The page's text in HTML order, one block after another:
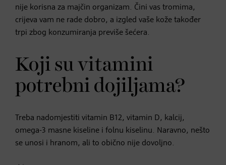
nije korisna za majčin organizam. Čini vas tromima,
crijeva vam ne rade dobro, a izgled vaše kože također
trpi zbog konzumiranja previše šećera.
Koji su vitamini
potrebni dojiljama?
Treba nadomjestiti vitamin B12, vitamin D, kalcij,
omega-3 masne kiseline i folnu kiselinu. Naravno, nešto
se unosi i hranom, ali to obično nije dovoljno.